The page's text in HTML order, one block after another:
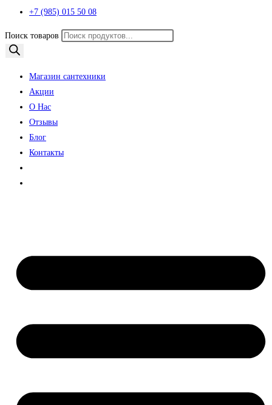
+7 (985) 015 50 08
Поиск товаров
Магазин сантехники
Акции
О Нас
Отзывы
Блог
Контакты